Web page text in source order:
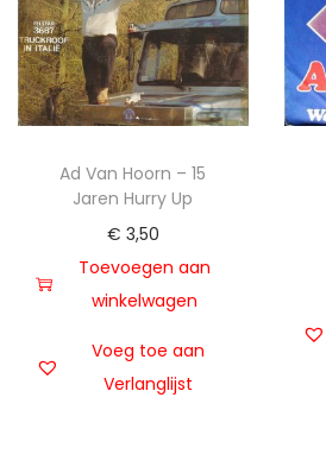
Ad Van Hoorn – 15
Jaren Hurry Up
€ 3,50
Toevoegen aan
winkelwagen
Voeg toe aan
Verlanglijst